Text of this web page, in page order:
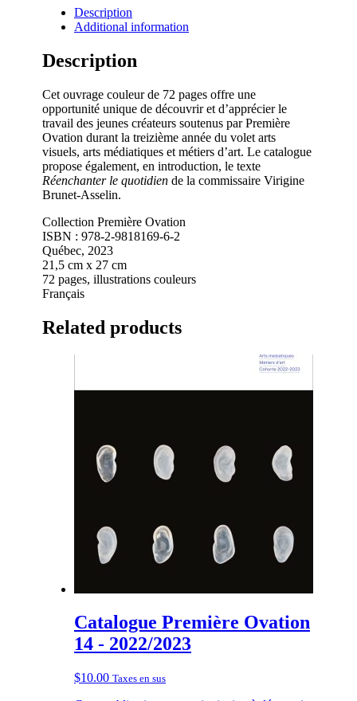
Description
Additional information
Description
Cet ouvrage couleur de 72 pages offre une
opportunité unique de découvrir et d’apprécier le
travail des jeunes créateurs soutenus par Première
Ovation durant la treizième année du volet arts
visuels, arts médiatiques et métiers d’art. Le catalogue
propose également, en introduction, le texte
Réenchanter le quotidien de la commissaire Virigine
Brunet-Asselin.
Collection Première Ovation
ISBN : 978-2-9818169-6-2
Québec, 2023
21,5 cm x 27 cm
72 pages, illustrations couleurs
Français
Related products
Catalogue Première Ovation
14 - 2022/2023
$10.00 Taxes en sus